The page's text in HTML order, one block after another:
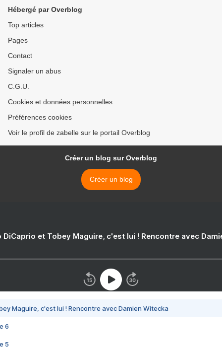
Hébergé par Overblog
Top articles
Pages
Contact
Signaler un abus
C.G.U.
Cookies et données personnelles
Préférences cookies
Voir le profil de zabelle sur le portail Overblog
Créer un blog sur Overblog
Créer un blog
DiCaprio et Tobey Maguire, c'est lui ! Rencontre avec
Maguire, c'est lui ! Rencontre avec Damien Witecka
6
5